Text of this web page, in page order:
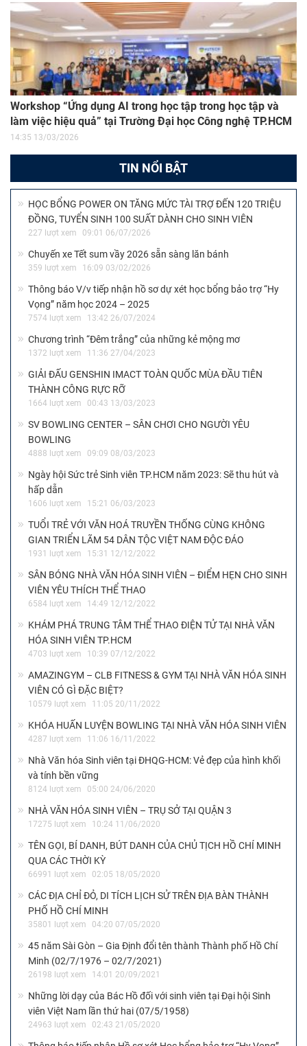
Workshop “Ứng dụng AI trong học tập trong học tập và
làm việc hiệu quả” tại Trường Đại học Công nghệ TP.HCM
14:35 13/03/2026
TIN NỔI BẬT
HỌC BỔNG POWER ON TĂNG MỨC TÀI TRỢ ĐẾN 120 TRIỆU
ĐỒNG, TUYỂN SINH 100 SUẤT DÀNH CHO SINH VIÊN
227 lượt xem 09:01 06/07/2026
Chuyến xe Tết sum vầy 2026 sẵn sàng lăn bánh
359 lượt xem 16:09 03/02/2026
Thông báo V/v tiếp nhận hồ sơ dự xét học bổng bảo trợ “Hy
Vọng” năm học 2024 – 2025
7574 lượt xem 13:42 26/07/2024
Chương trình “Đêm trắng” của những kẻ mộng mơ
1372 lượt xem 11:36 27/04/2023
GIẢI ĐẤU GENSHIN IMACT TOÀN QUỐC MÙA ĐẦU TIÊN
THÀNH CÔNG RỰC RỠ
1664 lượt xem 00:43 13/03/2023
SV BOWLING CENTER – SÂN CHƠI CHO NGƯỜI YÊU
BOWLING
4888 lượt xem 09:09 08/03/2023
Ngày hội Sức trẻ Sinh viên TP.HCM năm 2023: Sẽ thu hút và
hấp dẫn
1606 lượt xem 15:21 06/03/2023
TUỔI TRẺ VỚI VĂN HOÁ TRUYỀN THỐNG CÙNG KHÔNG
GIAN TRIỂN LÃM 54 DÂN TỘC VIỆT NAM ĐỘC ĐÁO
1931 lượt xem 15:31 12/12/2022
SÂN BÓNG NHÀ VĂN HÓA SINH VIÊN – ĐIỂM HẸN CHO SINH
VIÊN YÊU THÍCH THỂ THAO
6584 lượt xem 14:49 12/12/2022
KHÁM PHÁ TRUNG TÂM THỂ THAO ĐIỆN TỬ TẠI NHÀ VĂN
HÓA SINH VIÊN TP.HCM
4703 lượt xem 10:39 07/12/2022
AMAZINGYM – CLB FITNESS & GYM TẠI NHÀ VĂN HÓA SINH
VIÊN CÓ GÌ ĐẶC BIỆT?
10579 lượt xem 11:05 20/11/2022
KHÓA HUẤN LUYỆN BOWLING TẠI NHÀ VĂN HÓA SINH VIÊN
4287 lượt xem 11:06 16/11/2022
Nhà Văn hóa Sinh viên tại ĐHQG-HCM: Vẻ đẹp của hình khối
và tính bền vững
8124 lượt xem 05:00 24/06/2020
NHÀ VĂN HÓA SINH VIÊN – TRỤ SỞ TẠI QUẬN 3
17275 lượt xem 10:24 11/06/2020
TÊN GỌI, BÍ DANH, BÚT DANH CỦA CHỦ TỊCH HỒ CHÍ MINH
QUA CÁC THỜI KỲ
66991 lượt xem 02:05 18/05/2020
CÁC ĐỊA CHỈ ĐỎ, DI TÍCH LỊCH SỬ TRÊN ĐỊA BÀN THÀNH
PHỐ HỒ CHÍ MINH
35801 lượt xem 04:20 07/05/2020
45 năm Sài Gòn – Gia Định đổi tên thành Thành phố Hồ Chí
Minh (02/7/1976 – 02/7/2021)
26198 lượt xem 14:01 20/09/2021
Những lời dạy của Bác Hồ đối với sinh viên tại Đại hội Sinh
viên Việt Nam lần thứ hai (07/5/1958)
24963 lượt xem 02:43 21/05/2020